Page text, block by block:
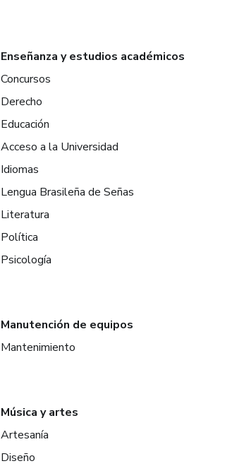
Enseñanza y estudios académicos
Concursos
Derecho
Educación
Acceso a la Universidad
Idiomas
Lengua Brasileña de Señas
Literatura
Política
Psicología
Manutención de equipos
Mantenimiento
Música y artes
Artesanía
Diseño